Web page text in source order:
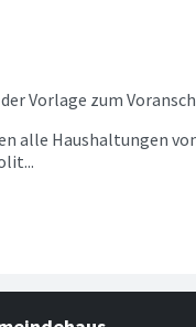
Vorlage zum
alle Haushaltungen